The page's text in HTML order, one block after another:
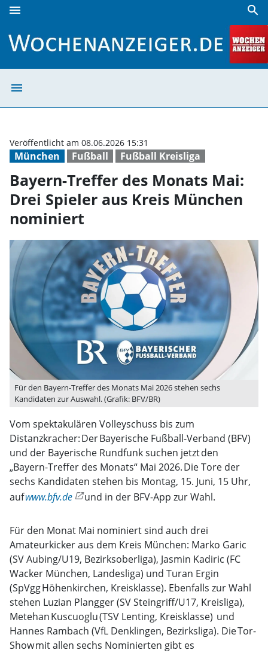
menu search
menu
München Fußball Fußball Kreisliga
Veröffentlicht am 08.06.2026 15:31
Bayern-Treffer des Monats Mai:
Drei Spieler aus Kreis München
nominiert
Für den Bayern-Treffer des Monats Mai 2026 stehen sechs
Kandidaten zur Auswahl. (Grafik: BFV/BR)
Vom spektakulären Volleyschuss bis zum
Distanzkracher: Der Bayerische Fußball-Verband (BFV)
und der Bayerische Rundfunk suchen jetzt den
„Bayern-Treffer des Monats“ Mai 2026. Die Tore der
sechs Kandidaten stehen bis Montag, 15. Juni, 15 Uhr,
aufwww.bfv.de und in der BFV-App zur Wahl.
Für den Monat Mai nominiert sind auch drei
Amateurkicker aus dem Kreis München: Marko Garic
(SV Aubing/U19, Bezirksoberliga), Jasmin Kadiric (FC
Wacker München, Landesliga) und Turan Ergin
(SpVgg Höhenkirchen, Kreisklasse). Ebenfalls zur Wahl
stehen Luzian Plangger (SV Steingriff/U17, Kreisliga),
Metehan Kuscuoglu (TSV Lenting, Kreisklasse) und
Hannes Rambach (VfL Denklingen, Bezirksliga). Die Tor-
Show mit allen sechs Nominierten gibt es